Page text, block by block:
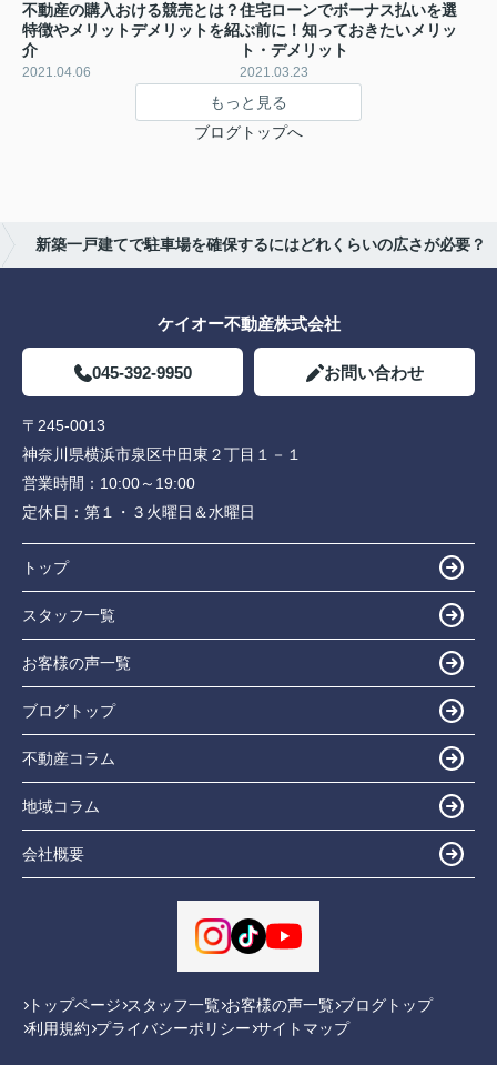
不動産の購入おける競売とは？
特徴やメリットデメリットを紹
介
2021.04.06
住宅ローンでボーナス払いを選
ぶ前に！知っておきたいメリッ
ト・デメリット
2021.03.23
もっと見る
ブログトップへ
新築一戸建てで駐車場を確保するにはどれくらいの広さが必要？
ケイオー不動産株式会社
045-392-9950 お問い合わせ
〒245-0013
神奈川県横浜市泉区中田東２丁目１－１
営業時間： 10:00～19:00
定休日： 第１・３火曜日＆水曜日
トップ
スタッフ一覧
お客様の声一覧
ブログトップ
不動産コラム
地域コラム
会社概要
トップページ スタッフ一覧 お客様の声一覧 ブログトップ
利用規約 プライバシーポリシー サイトマップ